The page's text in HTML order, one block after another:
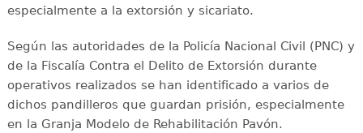
especialmente a la extorsión y sicariato.
Según las autoridades de la Policía Nacional Civil (PNC) y
de la Fiscalía Contra el Delito de Extorsión durante
operativos realizados se han identificado a varios de
dichos pandilleros que guardan prisión, especialmente
en la Granja Modelo de Rehabilitación Pavón.